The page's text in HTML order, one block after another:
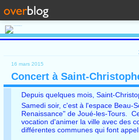
16 mars 2015
Concert à Saint-
Depuis quelques mois, Saint-
Samedi soir, c'est à l'espace Beau-
Renaissance" de Joué-les-Tours.
vocation d'animer la ville avec des
différentes communes qui font appel